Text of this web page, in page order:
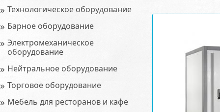
» Технологическое оборудование
» Барное оборудование
» Электромеханическое
оборудование
» Нейтральное оборудование
» Торговое оборудование
» Мебель для ресторанов и кафе